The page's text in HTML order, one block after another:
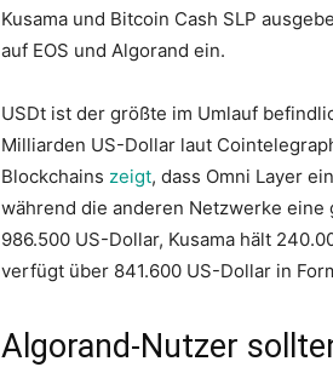
Kusama und Bitcoin Cash SLP
auf EOS und Algorand ein.
USDt ist der größte im Umlauf
Milliarden US-Dollar laut
Blockchains zeigt, dass Omni Layer
während die anderen Netzwerke
986.500 US-Dollar, Kusama hält
verfügt über 841.600 US-Dollar in
Algorand-Nutzer